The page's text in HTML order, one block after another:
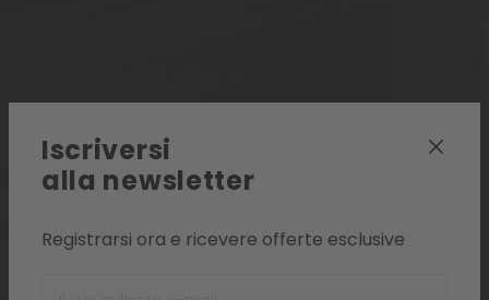
Iscriversi
alla newsletter
Registrarsi ora e ricevere offerte esclusive